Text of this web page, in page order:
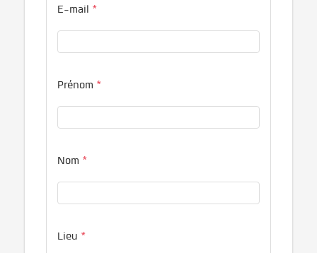
E-mail *
Prénom *
Nom *
Lieu *